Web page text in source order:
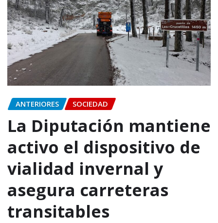
ANTERIORES SOCIEDAD
La Diputación mantiene
activo el dispositivo de
vialidad invernal y
asegura carreteras
transitables